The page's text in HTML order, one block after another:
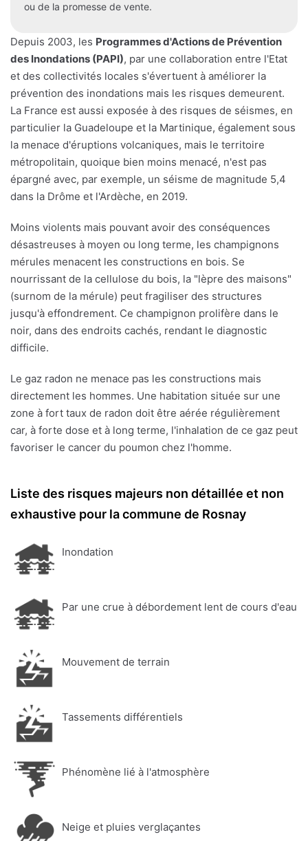
ou de la promesse de vente.
Depuis 2003, les Programmes d'Actions de Prévention
des Inondations (PAPI), par une collaboration entre l'Etat
et des collectivités locales s'évertuent à améliorer la
prévention des inondations mais les risques demeurent.
La France est aussi exposée à des risques de séismes, en
particulier la Guadeloupe et la Martinique, également sous
la menace d'éruptions volcaniques, mais le territoire
métropolitain, quoique bien moins menacé, n'est pas
épargné avec, par exemple, un séisme de magnitude 5,4
dans la Drôme et l'Ardèche, en 2019.
Moins violents mais pouvant avoir des conséquences
désastreuses à moyen ou long terme, les champignons
mérules menacent les constructions en bois. Se
nourrissant de la cellulose du bois, la "lèpre des maisons"
(surnom de la mérule) peut fragiliser des structures
jusqu'à effondrement. Ce champignon prolifère dans le
noir, dans des endroits cachés, rendant le diagnostic
difficile.
Le gaz radon ne menace pas les constructions mais
directement les hommes. Une habitation située sur une
zone à fort taux de radon doit être aérée régulièrement
car, à forte dose et à long terme, l'inhalation de ce gaz peut
favoriser le cancer du poumon chez l'homme.
Liste des risques majeurs non détaillée et non
exhaustive pour la commune de Rosnay
Inondation
Par une crue à débordement lent de cours d'eau
Mouvement de terrain
Tassements différentiels
Phénomène lié à l'atmosphère
Neige et pluies verglaçantes